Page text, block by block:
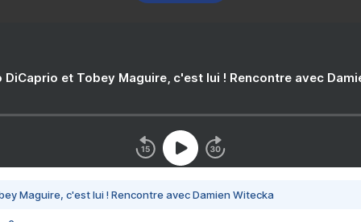
DiCaprio et Tobey Maguire, c'est lui ! Rencontre avec
Maguire, c'est lui ! Rencontre avec Damien Witecka